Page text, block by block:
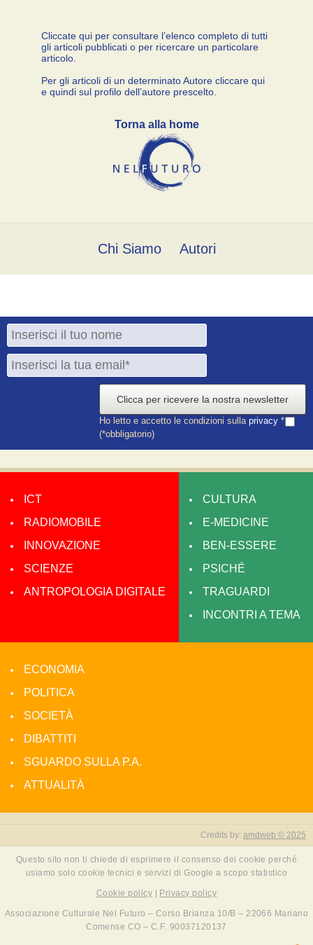
Cliccate qui per consultare l’elenco completo di tutti
gli articoli pubblicati o per ricercare un particolare
articolo.
Per gli articoli di un determinato Autore cliccare qui
e quindi sul profilo dell’autore prescelto.
Torna alla home
Chi Siamo Autori
Clicca per ricevere la nostra newsletter
Ho letto e accetto le condizioni sulla privacy *
(*obbligatorio)
ICT
RADIOMOBILE
INNOVAZIONE
SCIENZE
ANTROPOLOGIA DIGITALE
CULTURA
E-MEDICINE
BEN-ESSERE
PSICHÉ
TRAGUARDI
INCONTRI A TEMA
ECONOMIA
POLITICA
SOCIETÀ
DIBATTITI
SGUARDO SULLA P.A.
ATTUALITÀ
Credits by: amdweb © 2025
Questo sito non ti chiede di esprimere il consenso dei cookie perché
usiamo solo cookie tecnici e servizi di Google a scopo statistico
Cookie policy Privacy policy
Associazione Culturale Nel Futuro – Corso Brianza 10/B – 22066 Mariano
Comense CO – C.F. 90037120137